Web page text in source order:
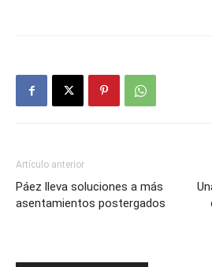
Artículo anterior
Páez lleva soluciones a más
asentamientos postergados